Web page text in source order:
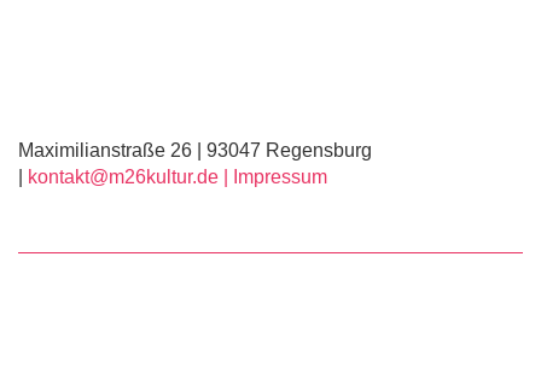
Maximilianstraße 26 | 93047 Regensburg
kontakt@m26kultur.de | Impressum